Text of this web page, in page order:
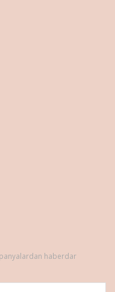
haberdar